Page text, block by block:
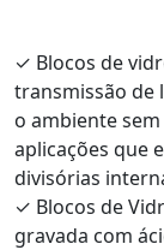
✓ Blocos de
transmissão de
o ambiente
aplicações que
divisórias
✓ Blocos de
gravada com